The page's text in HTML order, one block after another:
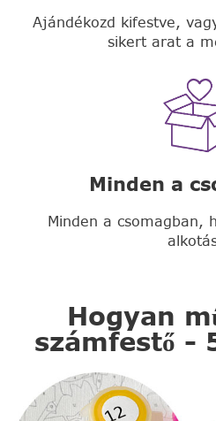
Ajándékozd kifestve,
sikert arat a
Minden a
Minden a csomagban,
Hogyan
számfestő -